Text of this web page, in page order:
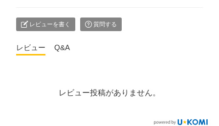
レビューを書く 質問する
レビュー Q&A
レビュー投稿がありません。